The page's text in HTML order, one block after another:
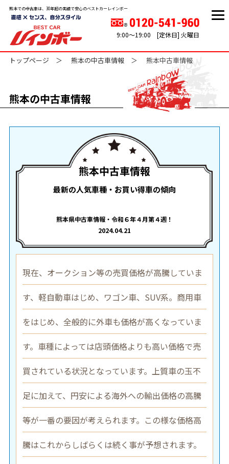
熊本での中古車は、30年超の実績で安心のベストカーレインボー
9:00～19:00 [定休日] 火曜日
トップページ 熊本の中古車情報 熊本中古車情報
熊本の中古車情報
熊本中古車情報
最新の人気車種・お買い得車の傾向
熊本県中古車情報・令和６年４月第４週！
2024.04.21
現在、オークション等の売買価格が高騰していま
す、軽自動車はじめ、ワゴン車、SUV系。商用車
をはじめ、全般的に外車も価格が高くなっていま
す。車種によっては店頭価格よりも高い価格で売
買されている状況となっています。上質車の玉不
足に加えて、円安による海外への輸出価格の高騰
等が一番の要因が考えられます。この様な価格高
騰はこれからしばらくは続く事が予想されます。